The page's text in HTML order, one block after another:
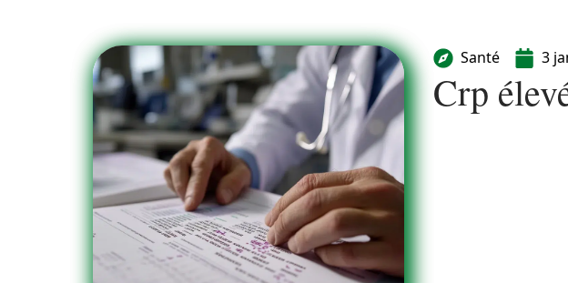
Santé 3
Crp